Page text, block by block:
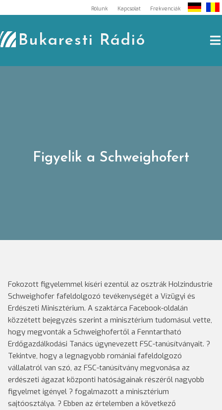
to
content
Rólunk Kapcsolat Frekvenciák
Bukaresti Rádió
Figyelik a Schweighofert
Fokozott figyelemmel kíséri ezentúl az osztrák Holz­industrie
Schweighofer fafeldolgozó tevékenységét a Vízügyi és
Erdészeti Minisztérium. A szaktárca Facebook-oldalán
közzétett bejegyzés szerint a minisztérium tudomásul vette,
hogy megvonták a Schweighofertől a Fenntartható
Erdőgazdálkodási Tanács úgynevezett FSC-tanúsítványait. ?
Tekintve, hogy a legnagyobb romániai fafeldolgozó
vállalatról van szó, az FSC-tanúsítvány megvonása az
erdészeti ágazat központi hatóságainak részéről nagyobb
figyelmet igényel ? fogalmazott a minisztérium
sajtóosztálya. ? Ebben az értelemben a következő